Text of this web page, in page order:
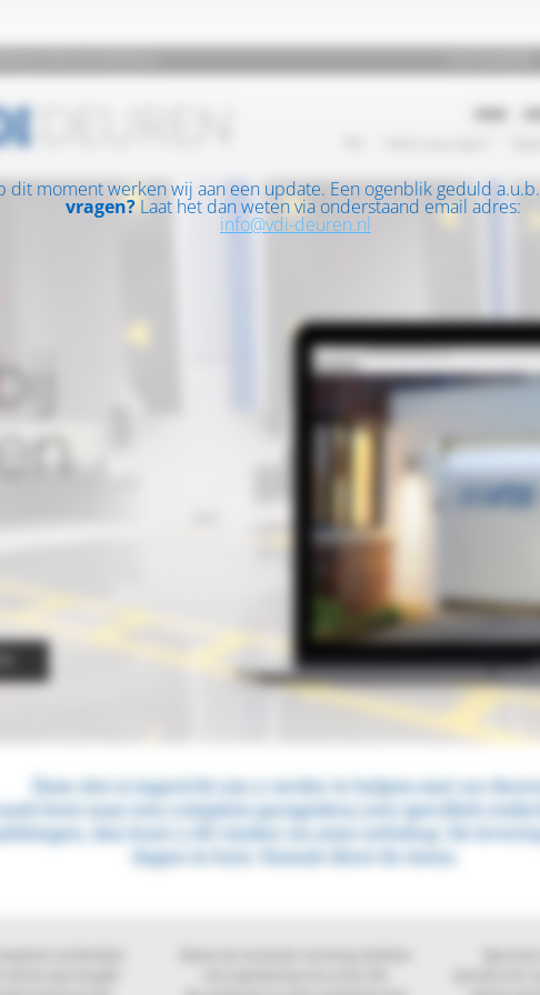
dit moment werken wij aan een update. Een ogenblik geduld a.u.b.
vragen? Laat het dan weten via onderstaand email adres:
info@vdi-deuren.nl